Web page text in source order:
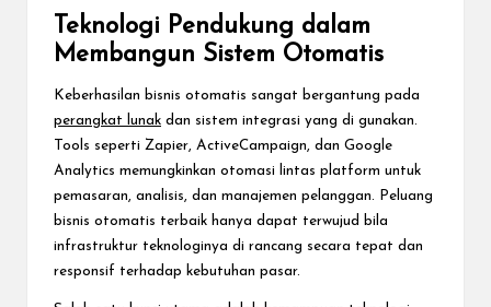
Teknologi Pendukung dalam
Membangun Sistem Otomatis
Keberhasilan bisnis otomatis sangat bergantung pada
perangkat lunak dan sistem integrasi yang di gunakan.
Tools seperti Zapier, ActiveCampaign, dan Google
Analytics memungkinkan otomasi lintas platform untuk
pemasaran, analisis, dan manajemen pelanggan. Peluang
bisnis otomatis terbaik hanya dapat terwujud bila
infrastruktur teknologinya di rancang secara tepat dan
responsif terhadap kebutuhan pasar.